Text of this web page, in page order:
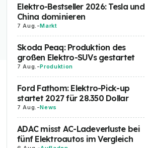
Elektro-Bestseller 2026: Tesla und
China dominieren
7 Aug. -Markt
Skoda Peaq: Produktion des
großen Elektro-SUVs gestartet
7 Aug. -Produktion
Ford Fathom: Elektro-Pick-up
startet 2027 für 28.350 Dollar
7 Aug. -News
ADAC misst AC-Ladeverluste bei
fünf Elektroautos im Vergleich